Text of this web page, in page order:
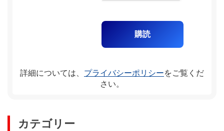
詳細については、 プライバシーポリシーをご覧くだ
さい。
カテゴリー